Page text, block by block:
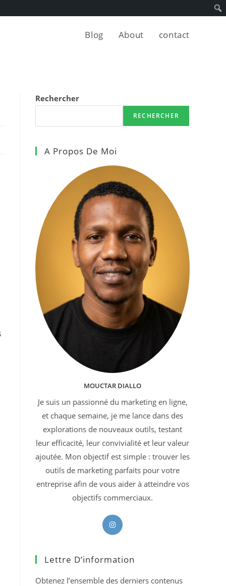
Blog About contact
Rechercher
RECHERCHER
A Propos De Moi
MOUCTAR DIALLO
Je suis un passionné du marketing en ligne,
et chaque semaine, je me lance dans des
explorations de nouveaux outils, testant
leur efficacité, leur convivialité et leur valeur
ajoutée. Mon objectif est simple : trouver les
outils de marketing parfaits pour votre
entreprise afin de vous aider à atteindre vos
objectifs commerciaux.
S’ouvre
nouvel
Lettre D’information
Obtenez l’ensemble des derniers contenus